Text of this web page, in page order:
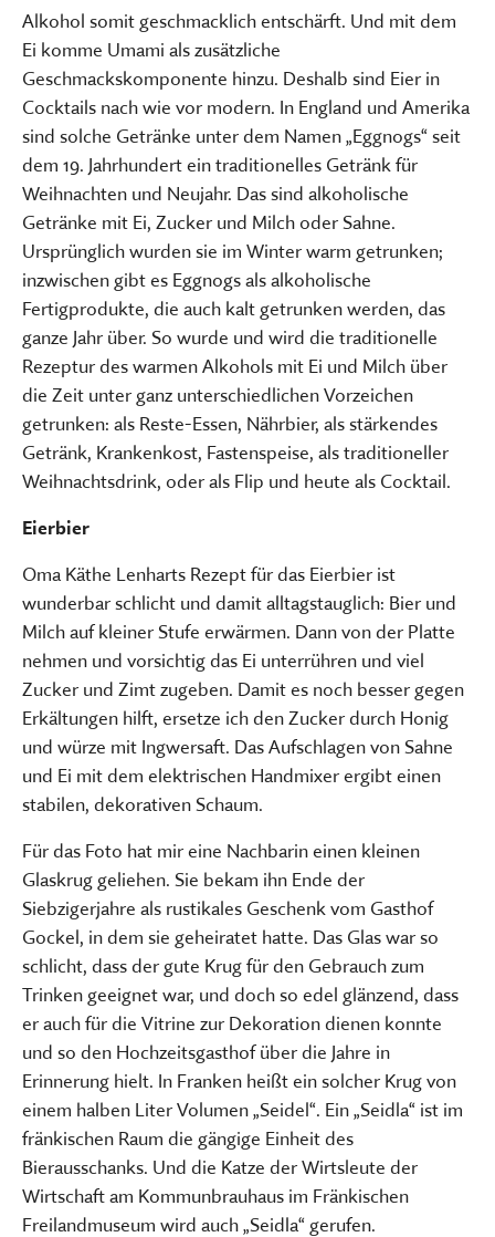
Alkohol somit geschmacklich entschärft. Und mit dem
Ei komme Umami als zusätzliche
Geschmackskomponente hinzu. Deshalb sind Eier in
Cocktails nach wie vor modern. In England und Amerika
sind solche Getränke unter dem Namen „Eggnogs“ seit
dem 19. Jahrhundert ein traditionelles Getränk für
Weihnachten und Neujahr. Das sind alkoholische
Getränke mit Ei, Zucker und Milch oder Sahne.
Ursprünglich wurden sie im Winter warm getrunken;
inzwischen gibt es Eggnogs als alkoholische
Fertigprodukte, die auch kalt getrunken werden, das
ganze Jahr über. So wurde und wird die traditionelle
Rezeptur des warmen Alkohols mit Ei und Milch über
die Zeit unter ganz unterschiedlichen Vorzeichen
getrunken: als Reste-Essen, Nährbier, als stärkendes
Getränk, Krankenkost, Fastenspeise, als traditioneller
Weihnachtsdrink, oder als Flip und heute als Cocktail.
Eierbier
Oma Käthe Lenharts Rezept für das Eierbier ist
wunderbar schlicht und damit alltagstauglich: Bier und
Milch auf kleiner Stufe erwärmen. Dann von der Platte
nehmen und vorsichtig das Ei unterrühren und viel
Zucker und Zimt zugeben. Damit es noch besser gegen
Erkältungen hilft, ersetze ich den Zucker durch Honig
und würze mit Ingwersaft. Das Aufschlagen von Sahne
und Ei mit dem elektrischen Handmixer ergibt einen
stabilen, dekorativen Schaum.
Für das Foto hat mir eine Nachbarin einen kleinen
Glaskrug geliehen. Sie bekam ihn Ende der
Siebzigerjahre als rustikales Geschenk vom Gasthof
Gockel, in dem sie geheiratet hatte. Das Glas war so
schlicht, dass der gute Krug für den Gebrauch zum
Trinken geeignet war, und doch so edel glänzend, dass
er auch für die Vitrine zur Dekoration dienen konnte
und so den Hochzeitsgasthof über die Jahre in
Erinnerung hielt. In Franken heißt ein solcher Krug von
einem halben Liter Volumen „Seidel“. Ein „Seidla“ ist im
fränkischen Raum die gängige Einheit des
Bierausschanks. Und die Katze der Wirtsleute der
Wirtschaft am Kommunbrauhaus im Fränkischen
Freilandmuseum wird auch „Seidla“ gerufen.